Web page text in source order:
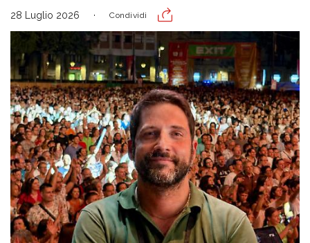
28 Luglio 2026 Condividi